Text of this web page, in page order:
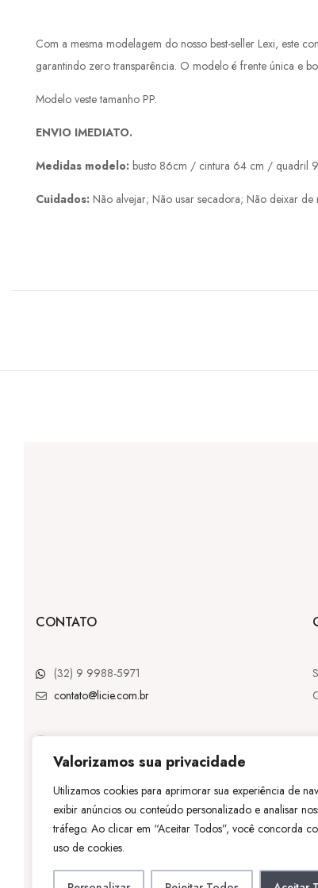
Valorizamos sua privacidade
Utilizamos cookies para aprimorar sua experiência de
exibir anúncios ou conteúdo personalizado e analisar
tráfego. Ao clicar em “Aceitar Todos”, você concorda
uso de cookies.
Com a mesma modelagem do nosso best-seller Lexi, este
garantindo zero transparência. O modelo é frente única e
Modelo veste tamanho PP.
ENVIO IMEDIATO.
Medidas modelo: busto 86cm / cintura 64 cm / quadril
Cuidados: Não alvejar; Não usar secadora; Não deixar
CONTATO
(32) 9 9988-5971
contato@licie.com.br
@licie.lc
©